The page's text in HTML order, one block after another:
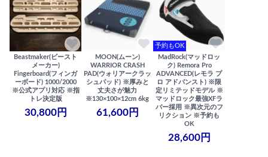
Beastmaker(ビースト
メーカー)
Fingerboard(フィンガ
ーボード) 1000/2000
※公式アプリ対応 ※指
トレ決定版
30,800円
MOON(ムーン)
WARRIOR CRASH
PAD(ウォリアークラッ
シュパッド) ※厚みと
丈夫さが魅力
※130×100×12cm 6kg
61,600円
予約もOK
MadRock(マッドロッ
ク) Remora Pro
ADVANCED(レモラ プ
ロ アドバンスト) ※限
定リミテッドモデル ※
マッドロック最強XFラ
バー採用 ※異次元のフ
リクション ※予約も
OK
28,600円